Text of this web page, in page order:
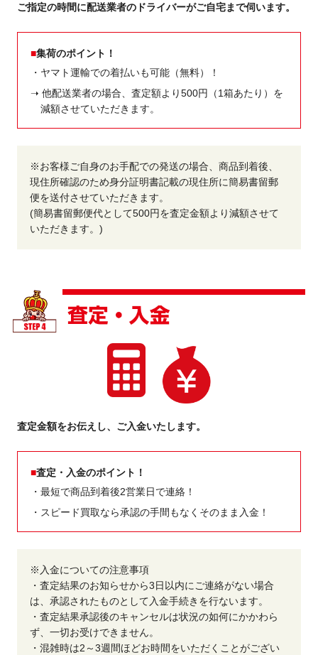
ご指定の時間に配送業者のドライバーがご自宅まで伺います。
集荷のポイント！
・ヤマト運輸での着払いも可能（無料）！
➝ 他配送業者の場合、査定額より500円（1箱あたり）を
減額させていただきます。
※お客様ご自身のお手配での発送の場合、商品到着後、
現住所確認のため身分証明書記載の現住所に簡易書留郵
便を送付させていただきます。
(簡易書留郵便代として500円を査定金額より減額させて
いただきます。)
査定金額をお伝えし、ご入金いたします。
査定・入金のポイント！
・最短で商品到着後2営業日で連絡！
・スピード買取なら承認の手間もなくそのまま入金！
※入金についての注意事項
・査定結果のお知らせから3日以内にご連絡がない場合
は、承認されたものとして入金手続きを行ないます。
・査定結果承認後のキャンセルは状況の如何にかかわら
ず、一切お受けできません。
・混雑時は2～3週間ほどお時間をいただくことがござい